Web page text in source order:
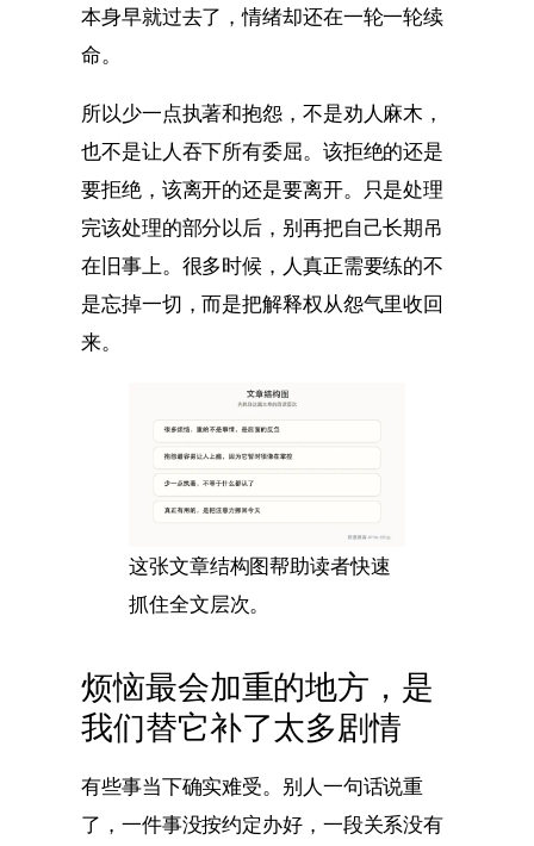
本身早就过去了，情绪却还在一轮一轮续
命。
所以少一点执著和抱怨，不是劝人麻木，
也不是让人吞下所有委屈。该拒绝的还是
要拒绝，该离开的还是要离开。只是处理
完该处理的部分以后，别再把自己长期吊
在旧事上。很多时候，人真正需要练的不
是忘掉一切，而是把解释权从怨气里收回
来。
这张文章结构图帮助读者快速
抓住全文层次。
烦恼最会加重的地方，是
我们替它补了太多剧情
有些事当下确实难受。别人一句话说重
了，一件事没按约定办好，一段关系没有